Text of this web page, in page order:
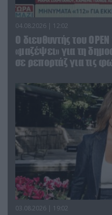
04.08.2026 | 12:02
O διευθυντής του
«μαζέψει» για τη
σε ρεπορτάζ για τις
03.08.2026 | 19:02